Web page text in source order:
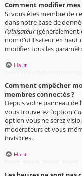
Comment modifier mes
Si vous êtes membre de
dans notre base de
l’utilisateur(généralement
nom d’utilisateur en haut
modifier tous les
Haut
Comment empêcher
membres connectés ?
Depuis votre panneau de
vous trouverez l’option
option vous ne serez
modérateurs et vous-
invisibles.
Haut